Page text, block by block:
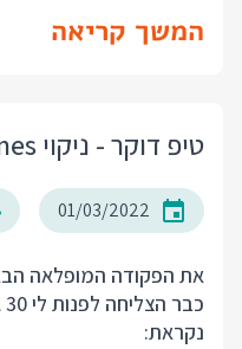
המשך קריאה
טיפ דוקר - ניקוי volumes שאינם בשימוש
01/03/2022
את הפקודה המופלאה
נקראת: